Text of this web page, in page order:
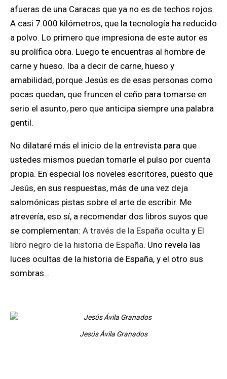
afueras de una Caracas que ya no es de techos rojos.
A casi 7.000 kilómetros, que la tecnología ha reducido
a polvo. Lo primero que impresiona de este autor es
su prolífica obra. Luego te encuentras al hombre de
carne y hueso. Iba a decir de carne, hueso y
amabilidad, porque Jesús es de esas personas como
pocas quedan, que fruncen el ceño para tomarse en
serio el asunto, pero que anticipa siempre una palabra
gentil.
No dilataré más el inicio de la entrevista para que
ustedes mismos puedan tomarle el pulso por cuenta
propia. En especial los noveles escritores, puesto que
Jesús, en sus respuestas, más de una vez deja
salomónicas pistas sobre el arte de escribir. Me
atrevería, eso sí, a recomendar dos libros suyos que
se complementan: A través de la España oculta y El
libro negro de la historia de España. Uno revela las
luces ocultas de la historia de España, y el otro sus
sombras…
Jesús Ávila Granados